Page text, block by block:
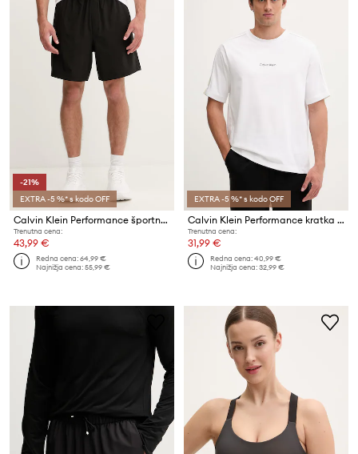
-21%
EXTRA -5 %* s kodo OFF
Calvin Klein Performance športne kratke hlače moške
Trenutna cena:
43,99 €
Redna cena:64,99 €
Najnižja cena:55,99 €
EXTRA -5 %* s kodo OFF
Calvin Klein Performance kratka majica moška z bombažem
Trenutna cena:
31,99 €
Redna cena:40,99 €
Najnižja cena:32,99 €